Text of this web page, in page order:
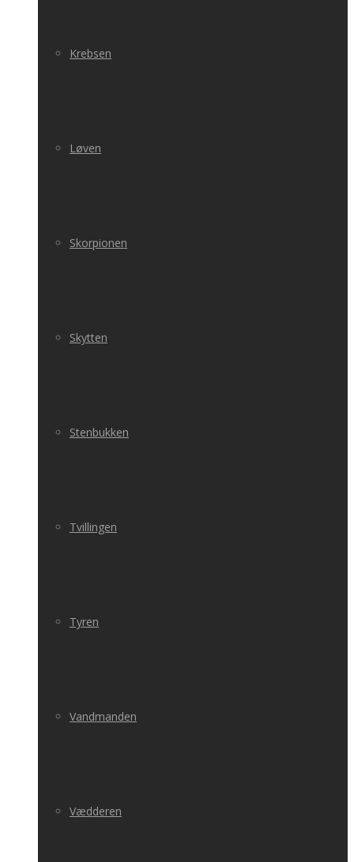
Krebsen
Løven
Skorpionen
Skytten
Stenbukken
Tvillingen
Tyren
Vandmanden
Vædderen